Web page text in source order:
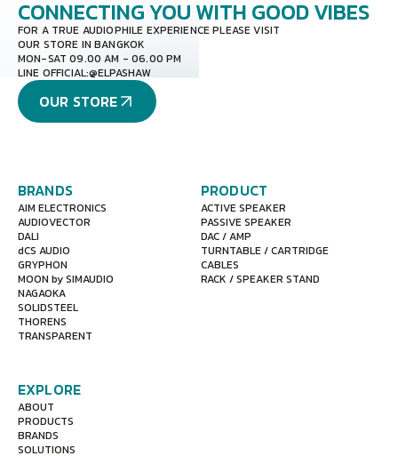
CONNECTING YOU WITH GOOD VIBES
FOR A TRUE AUDIOPHILE EXPERIENCE PLEASE VISIT
OUR STORE IN BANGKOK
MON-SAT 09.00 AM - 06.00 PM
LINE OFFICIAL:@ELPASHAW
OUR STORE
BRANDS
AIM ELECTRONICS
AUDIOVECTOR
DALI
dCS AUDIO
GRYPHON
MOON by SIMAUDIO
NAGAOKA
SOLIDSTEEL
THORENS
TRANSPARENT
PRODUCT
ACTIVE SPEAKER
PASSIVE SPEAKER
DAC / AMP
TURNTABLE / CARTRIDGE
CABLES
RACK / SPEAKER STAND
EXPLORE
ABOUT
PRODUCTS
BRANDS
SOLUTIONS